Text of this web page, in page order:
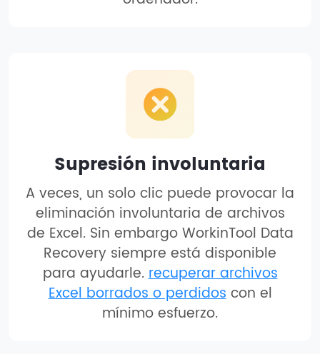
Supresión involuntaria
A veces, un solo clic puede provocar la
eliminación involuntaria de archivos
de Excel. Sin embargo WorkinTool Data
Recovery siempre está disponible
para ayudarle.recuperar archivos
Excel borrados o perdidoscon el
mínimo esfuerzo.